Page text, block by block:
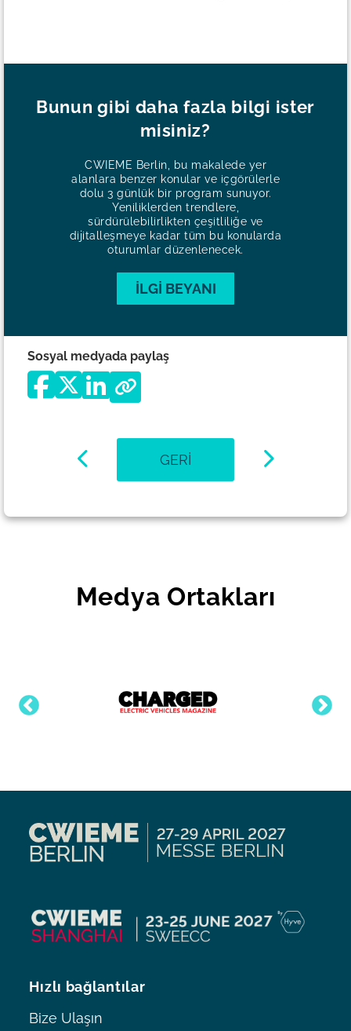
Bunun gibi daha fazla bilgi ister
misiniz?
CWIEME Berlin, bu makalede yer
alanlara benzer konular ve içgörülerle
dolu 3 günlük bir program sunuyor.
Yeniliklerden trendlere,
sürdürülebilirlikten çeşitliliğe ve
dijitalleşmeye kadar tüm bu konularda
oturumlar düzenlenecek.
İLGI BEYANI
Sosyal medyada paylaş
GERI
Medya Ortakları
Hızlı bağlantılar
Bize Ulaşın